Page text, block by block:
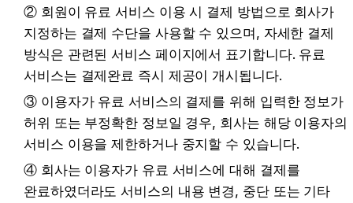
② 회원이 유료 서비스 이용 시 결제 방법으로 회사가
지정하는 결제 수단을 사용할 수 있으며, 자세한 결제
방식은 관련된 서비스 페이지에서 표기합니다. 유료
서비스는 결제완료 즉시 제공이 개시됩니다.
③ 이용자가 유료 서비스의 결제를 위해 입력한 정보가
허위 또는 부정확한 정보일 경우, 회사는 해당 이용자의
서비스 이용을 제한하거나 중지할 수 있습니다.
④ 회사는 이용자가 유료 서비스에 대해 결제를
완료하였더라도 서비스의 내용 변경, 중단 또는 기타